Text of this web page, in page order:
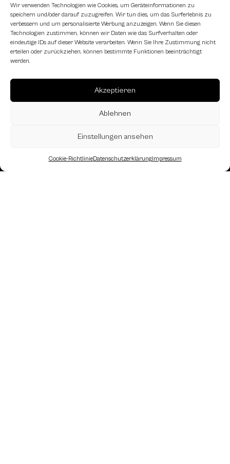
Wir verwenden Technologien wie Cookies, um Geräteinformationen zu
speichern und/oder darauf zuzugreifen. Wir tun dies, um das Surferlebnis zu
verbessern und um personalisierte Werbung anzuzeigen. Wenn Sie diesen
Technologien zustimmen, können wir Daten wie das Surfverhalten oder
eindeutige IDs auf dieser Website verarbeiten. Wenn Sie Ihre Zustimmung nicht
erteilen oder zurückziehen, können bestimmte Funktionen beeinträchtigt
werden.
Akzeptieren
Ablehnen
Einstellungen ansehen
Cookie-RichtlinieDatenschutzerklärungImpressum
Schachfreundliche Lokale